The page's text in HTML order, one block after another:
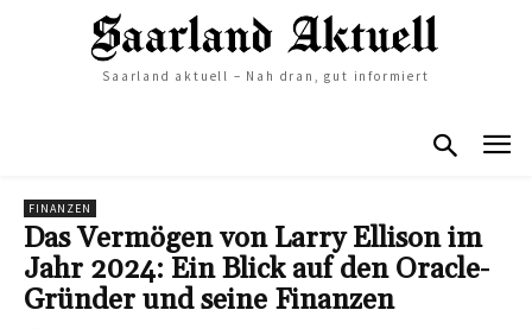
Saarland aktuell – Nah dran, gut informiert
FINANZEN
Das Vermögen von Larry Ellison im
Jahr 2024: Ein Blick auf den Oracle-
Gründer und seine Finanzen